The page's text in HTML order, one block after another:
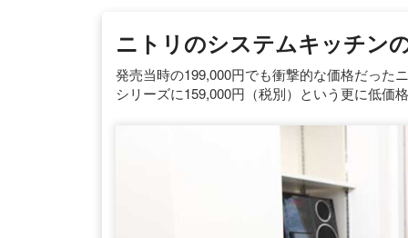
ニトリのシステムキッチン
発売当時の199,000円でも衝撃的な価格だった
シリーズに159,000円（税別）という更に低価